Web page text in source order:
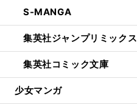
S-MANGA
集英社ジャンプリミックス
集英社コミック文庫
少女マンガ